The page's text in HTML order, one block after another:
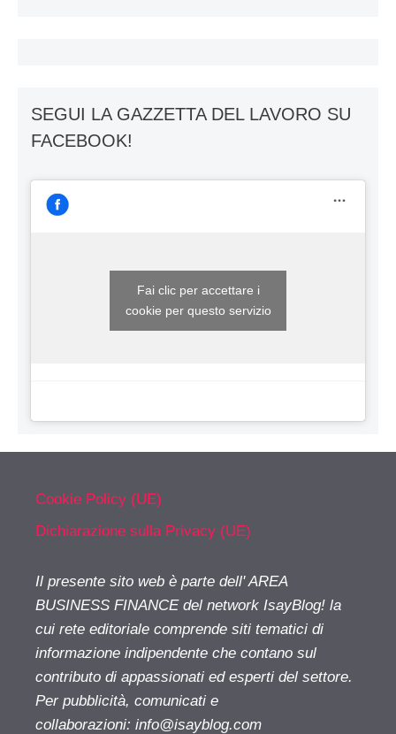
SEGUI LA GAZZETTA DEL LAVORO SU
FACEBOOK!
Fai clic per accettare i
cookie per questo servizio
Cookie Policy (UE)
Dichiarazione sulla Privacy (UE)
Il presente sito web è parte dell' AREA
BUSINESS FINANCE del network IsayBlog! la
cui rete editoriale comprende siti tematici di
informazione indipendente che contano sul
contributo di appassionati ed esperti del settore.
Per pubblicità, comunicati e
collaborazioni: info@isayblog.com